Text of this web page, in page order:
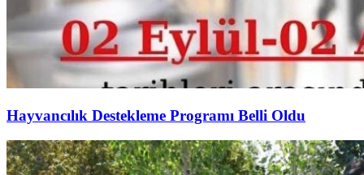
Hayvancılık Destekleme Programı Belli Oldu